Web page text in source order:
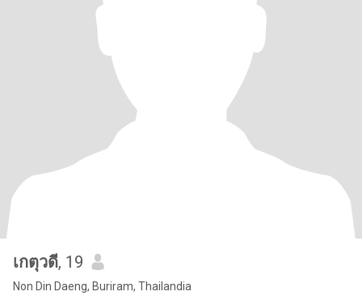
เกตุวดี, 19
Non Din Daeng, Buriram, Thailandia